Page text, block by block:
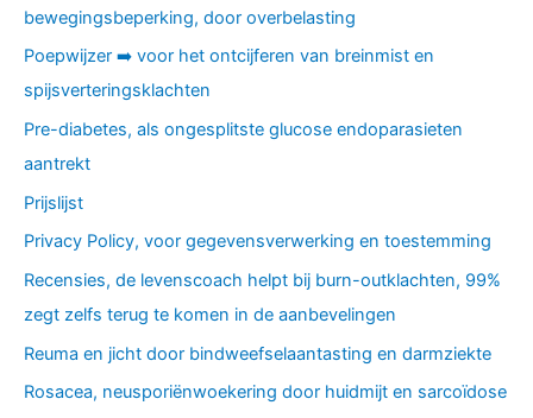
bewegingsbeperking, door overbelasting
Poepwijzer ➡️ voor het ontcijferen van breinmist en
spijsverteringsklachten
Pre-diabetes, als ongesplitste glucose endoparasieten
aantrekt
Prijslijst
Privacy Policy, voor gegevensverwerking en toestemming
Recensies, de levenscoach helpt bij burn-outklachten, 99%
zegt zelfs terug te komen in de aanbevelingen
Reuma en jicht door bindweefselaantasting en darmziekte
Rosacea, neusporiënwoekering door huidmijt en sarcoïdose